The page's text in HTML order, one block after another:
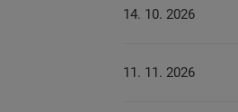
14. 10. 2026
11. 11. 2026